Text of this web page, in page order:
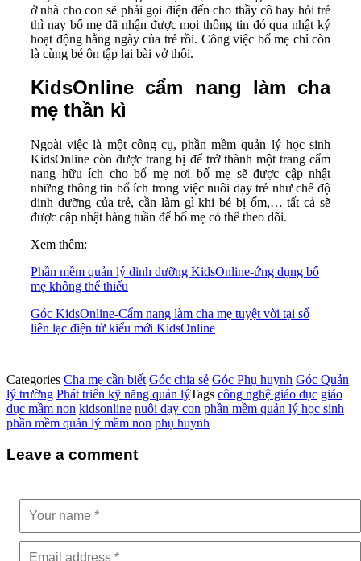
ở nhà cho con sẽ phải gọi điện đến cho thầy cô hay hỏi trẻ
thì nay bố mẹ đã nhận được mọi thông tin đó qua nhật ký
hoạt động hằng ngày của trẻ rồi. Công việc bố mẹ chỉ còn
là cùng bé ôn tập lại bài vở thôi.
KidsOnline cẩm nang làm cha
mẹ thần kì
Ngoài việc là một công cụ, phần mềm quản lý học sinh
KidsOnline còn được trang bị để trở thành một trang cẩm
nang hữu ích cho bố mẹ nơi bố mẹ sẽ được cập nhật
những thông tin bổ ích trong việc nuôi dạy trẻ như chế độ
dinh dưỡng của trẻ, cần làm gì khi bé bị ốm,… tất cả sẽ
được cập nhật hàng tuần để bố mẹ có thể theo dõi.
Xem thêm:
Phần mềm quản lý dinh dưỡng KidsOnline-ứng dụng bố
mẹ không thể thiếu
Góc KidsOnline-Cẩm nang làm cha mẹ tuyệt vời tại sổ
liên lạc điện tử kiểu mới KidsOnline
Categories Cha mẹ cần biết Góc chia sẻ Góc Phụ huynh Góc Quản
lý trường Phát triển kỹ năng quản lýTags công nghệ giáo dục giáo
dục mầm non kidsonline nuôi dạy con phần mềm quản lý học sinh
phần mềm quản lý mầm non phụ huynh
Leave a comment